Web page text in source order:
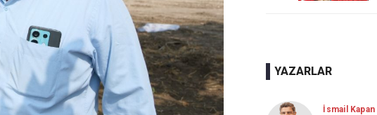
YAZARLAR
İsmail Kapan